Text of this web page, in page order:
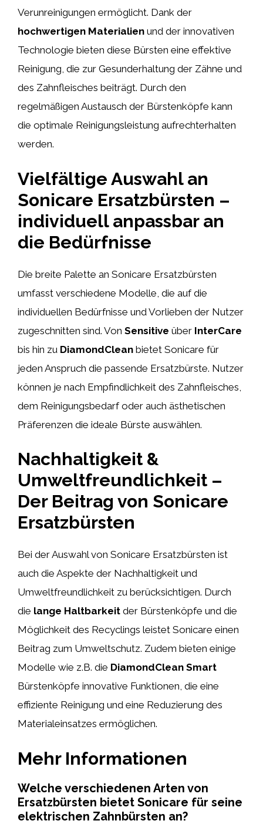
Verunreinigungen ermöglicht. Dank der
hochwertigen Materialien und der innovativen
Technologie bieten diese Bürsten eine effektive
Reinigung, die zur Gesunderhaltung der Zähne und
des Zahnfleisches beiträgt. Durch den
regelmäßigen Austausch der Bürstenköpfe kann
die optimale Reinigungsleistung aufrechterhalten
werden.
Vielfältige Auswahl an
Sonicare Ersatzbürsten –
individuell anpassbar an
die Bedürfnisse
Die breite Palette an Sonicare Ersatzbürsten
umfasst verschiedene Modelle, die auf die
individuellen Bedürfnisse und Vorlieben der Nutzer
zugeschnitten sind. Von Sensitive über InterCare
bis hin zu DiamondClean bietet Sonicare für
jeden Anspruch die passende Ersatzbürste. Nutzer
können je nach Empfindlichkeit des Zahnfleisches,
dem Reinigungsbedarf oder auch ästhetischen
Präferenzen die ideale Bürste auswählen.
Nachhaltigkeit &
Umweltfreundlichkeit –
Der Beitrag von Sonicare
Ersatzbürsten
Bei der Auswahl von Sonicare Ersatzbürsten ist
auch die Aspekte der Nachhaltigkeit und
Umweltfreundlichkeit zu berücksichtigen. Durch
die lange Haltbarkeit der Bürstenköpfe und die
Möglichkeit des Recyclings leistet Sonicare einen
Beitrag zum Umweltschutz. Zudem bieten einige
Modelle wie z.B. die DiamondClean Smart
Bürstenköpfe innovative Funktionen, die eine
effiziente Reinigung und eine Reduzierung des
Materialeinsatzes ermöglichen.
Mehr Informationen
Welche verschiedenen Arten von
Ersatzbürsten bietet Sonicare für seine
elektrischen Zahnbürsten an?